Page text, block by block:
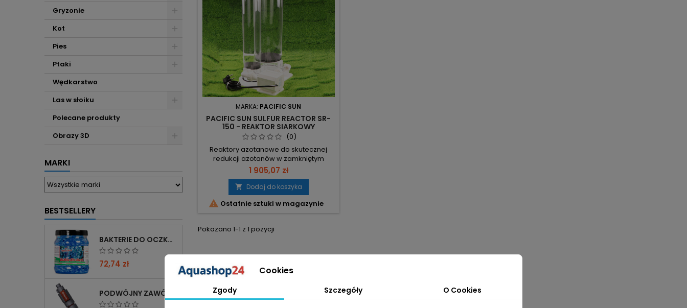
Gryzonie
Kot
Pies
Ptaki
Wędkarstwo
Las w słoiku
Polecane produkty
Obrazy 3D
MARKI
BESTSELLERY
BAKTERIE DO OCZKA WODNEGO FEMANGA BUBBLE BIO START 1000 ML
72,74 zł
MARKA: PACIFIC SUN
PACIFIC SUN SULFUR REACTOR SR-
150 - REAKTOR SIARKOWY
(0)
Reaktory azotanowe do skutecznej
redukcji azotanów w zamkniętym
systemie akwariowym. Metoda ta
przekształca azotan w gaz azotowy za
pomocą perełek siarki.
1 905,07 zł
 Dodaj do koszyka
 Ostatnie sztuki w magazynie
Pokazano 1-1 z 1 pozycji
Cookies
Zgody Szczegóły O Cookies